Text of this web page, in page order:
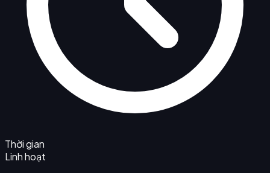
Thời gian
Linh hoạt